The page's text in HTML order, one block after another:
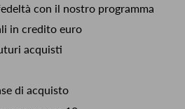
con il nostro programma
in credito euro
acquisti
di acquisto